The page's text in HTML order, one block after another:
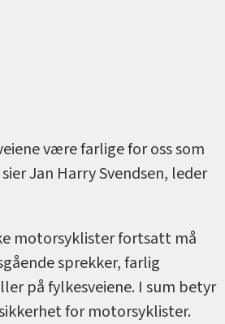
være farlige for oss som
Jan Harry Svendsen, leder
motorsyklister fortsatt må
sprekker, farlig
på fylkesveiene. I sum betyr
for motorsyklister.